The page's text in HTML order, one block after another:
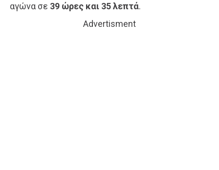
αγώνα σε 39 ώρες και 35 λεπτά.
Advertisment